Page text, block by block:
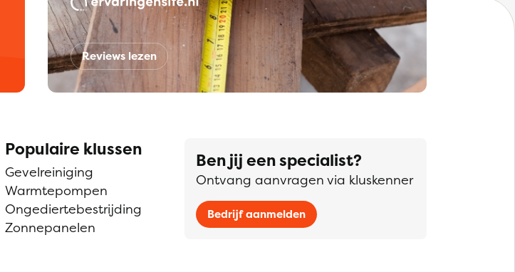
Reviews lezen
Populaire klussen
Gevelreiniging
Warmtepompen
Ongediertebestrijding
Zonnepanelen
Ben jij een specialist?
Ontvang aanvragen via kluskenner
Bedrijf aanmelden